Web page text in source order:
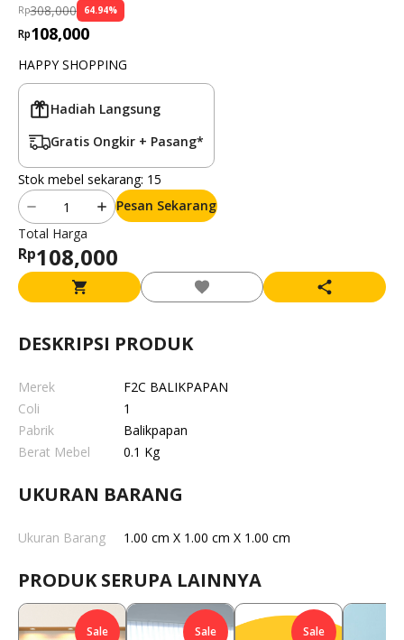
Rp308,000 64.94%
Rp108,000
HAPPY SHOPPING
Hadiah Langsung
Gratis Ongkir + Pasang*
Stok mebel sekarang: 15
Pesan Sekarang
Total Harga
Rp108,000
DESKRIPSI PRODUK
Merek
F2C BALIKPAPAN
Coli
1
Pabrik
Balikpapan
Berat Mebel
0.1 Kg
UKURAN BARANG
Ukuran Barang 1.00 cm X 1.00 cm X 1.00 cm
PRODUK SERUPA LAINNYA
Sale Sale Sale